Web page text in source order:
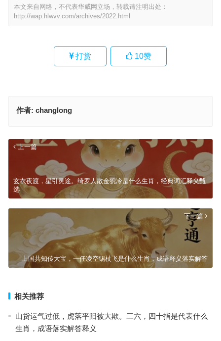
本文来自网络，不代表华威网立场，转载请注明出处：
http://wap.hlwvv.com/archives/2022.html
打赏 10赞
作者: changlong
上一篇
玄衣夜渡，星引灵途。绮罗人散金猊冷是什么生肖，经典词汇释义甄
选
下一篇
上国共知传大宝，一任凌空锡杖飞是什么生肖，成语释义落实解答
相关推荐
山货运气过低，虎落平阳被大欺。三六，四十指是代表什么
生肖，成语落实解答释义